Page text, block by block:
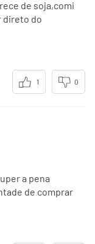
de soja,comi
direto do
1 0
a pena
de comprar